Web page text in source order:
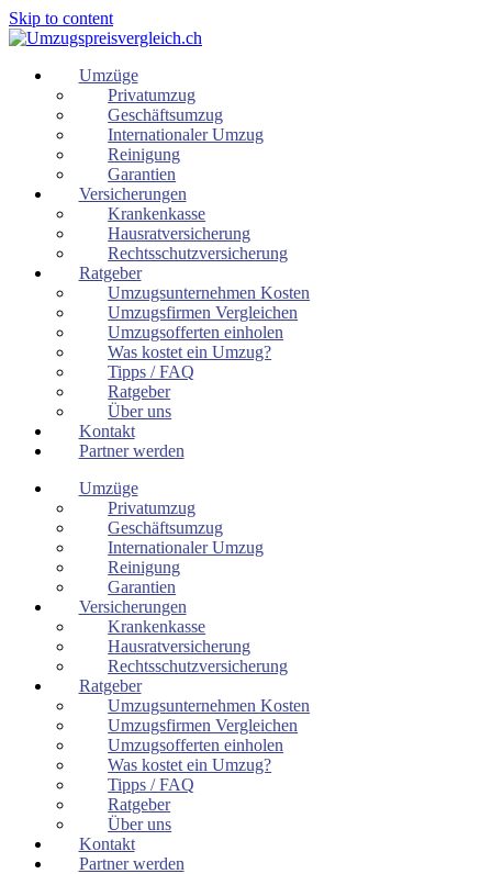
Skip to content
Umzüge
Privatumzug
Geschäftsumzug
Internationaler Umzug
Reinigung
Garantien
Versicherungen
Krankenkasse
Hausratversicherung
Rechtsschutzversicherung
Ratgeber
Umzugsunternehmen Kosten
Umzugsfirmen Vergleichen
Umzugsofferten einholen
Was kostet ein Umzug?
Tipps / FAQ
Ratgeber
Über uns
Kontakt
Partner werden
Umzüge
Privatumzug
Geschäftsumzug
Internationaler Umzug
Reinigung
Garantien
Versicherungen
Krankenkasse
Hausratversicherung
Rechtsschutzversicherung
Ratgeber
Umzugsunternehmen Kosten
Umzugsfirmen Vergleichen
Umzugsofferten einholen
Was kostet ein Umzug?
Tipps / FAQ
Ratgeber
Über uns
Kontakt
Partner werden